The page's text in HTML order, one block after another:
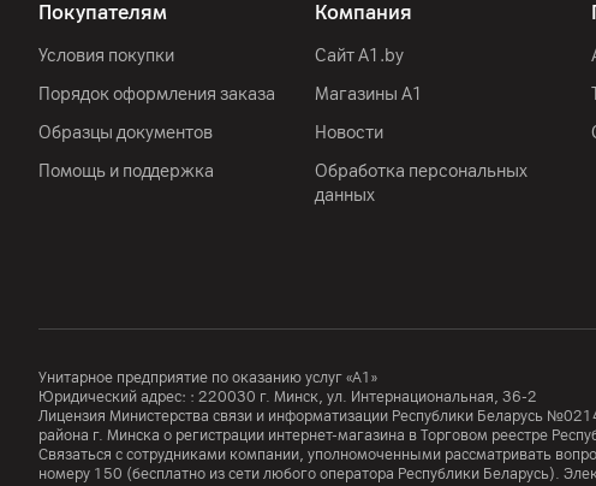
Аудиоразъем
Разъем подключения
Навигация
Дополнительно
Дисплей
Покупателям
Условия покупки
Порядок оформления заказа
Образцы документов
Помощь и поддержка
Компания
Сайт A1.by
Магазины А1
Новости
Обработка персональных
данных
Унитарное предприятие по оказанию услуг «А1»
Юридический адрес: : 220030 г. Минск, ул. Интернациональная, 36-2
Лицензия Министерства связи и информатизации Республики Беларусь
района г. Минска о регистрации интернет-магазина в Торговом реестре
Связаться с сотрудниками компании, уполномоченными рассматривать
номеру 150 (бесплатно из сети любого оператора Республики Беларусь).